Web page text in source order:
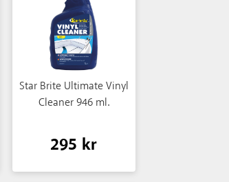
Star Brite Ultimate Vinyl
Cleaner 946 ml.
295 kr